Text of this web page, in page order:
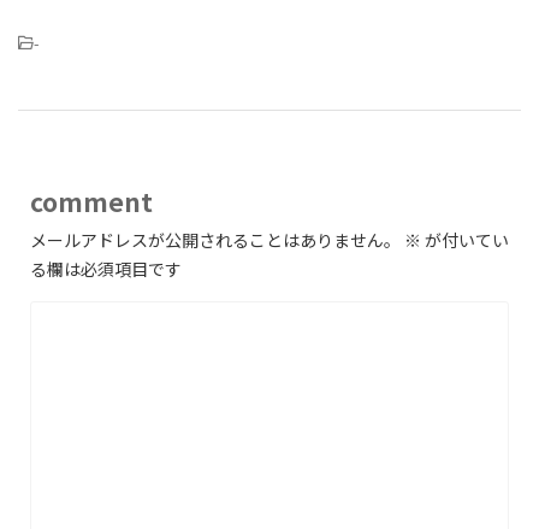
-
comment
メールアドレスが公開されることはありません。 ※ が付いてい
る欄は必須項目です